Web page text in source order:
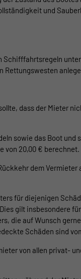
und
Schifffahrtsregeln
Rettungswesten
dass der Mieter
sowie das Boot und
von 20,00 € berechnet.
dem Vermieter
für diejenigen
gilt insbesondere
die auf Wunsch
Schäden sind
von allen privat-